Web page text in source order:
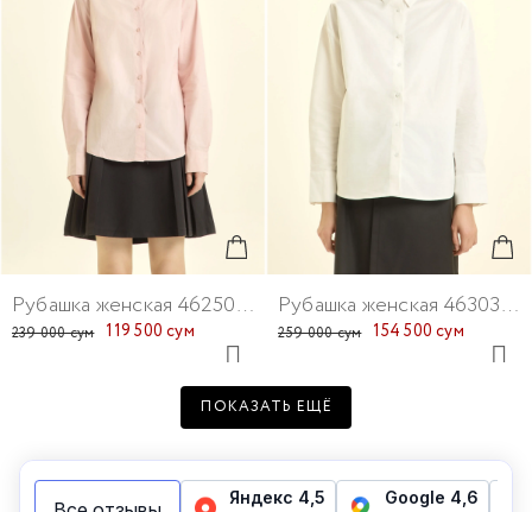
Рубашка женская 46250-17
239 000 сум 119 500 сум
Рубашка женская 46303-4
259 000 сум 154 500 сум
ПОКАЗАТЬ ЕЩЁ